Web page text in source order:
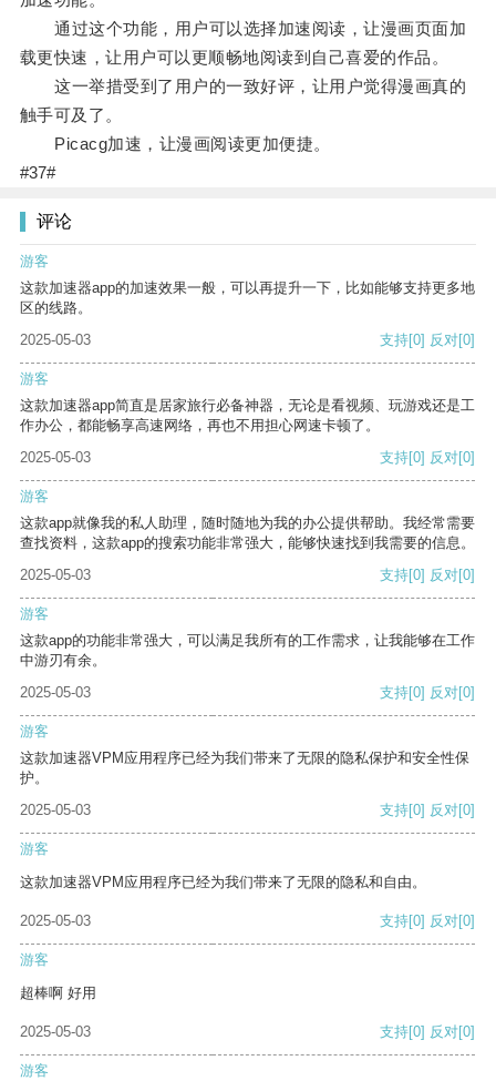
通过这个功能，用户可以选择加速阅读，让漫画页面加
载更快速，让用户可以更顺畅地阅读到自己喜爱的作品。
这一举措受到了用户的一致好评，让用户觉得漫画真的
触手可及了。
Picacg加速，让漫画阅读更加便捷。
#37#
评论
游客
这款加速器app的加速效果一般，可以再提升一下，比如能够支持更多地
区的线路。
2025-05-03
支持[0] 反对[0]
游客
这款加速器app简直是居家旅行必备神器，无论是看视频、玩游戏还是工
作办公，都能畅享高速网络，再也不用担心网速卡顿了。
2025-05-03
支持[0] 反对[0]
游客
这款app就像我的私人助理，随时随地为我的办公提供帮助。我经常需要
查找资料，这款app的搜索功能非常强大，能够快速找到我需要的信息。
2025-05-03
支持[0] 反对[0]
游客
这款app的功能非常强大，可以满足我所有的工作需求，让我能够在工作
中游刃有余。
2025-05-03
支持[0] 反对[0]
游客
这款加速器VPM应用程序已经为我们带来了无限的隐私保护和安全性保
护。
2025-05-03
支持[0] 反对[0]
游客
这款加速器VPM应用程序已经为我们带来了无限的隐私和自由。
2025-05-03 支持[0] 反对[0]
游客
超棒啊 好用
2025-05-03 支持[0] 反对[0]
游客